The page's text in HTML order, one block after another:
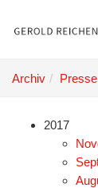
Archiv Presse
2017